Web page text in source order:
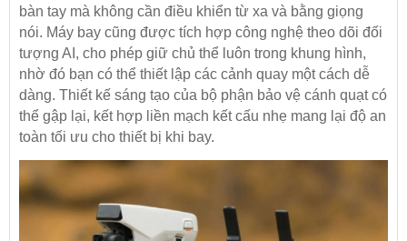
bàn tay mà không cần điều khiển từ xa và bằng giọng
nói. Máy bay cũng được tích hợp công nghệ theo dõi đối
tượng AI, cho phép giữ chủ thể luôn trong khung hình,
nhờ đó bạn có thể thiết lập các cảnh quay một cách dễ
dàng. Thiết kế sáng tạo của bộ phận bảo vệ cánh quạt có
thể gập lại, kết hợp liền mạch kết cấu nhẹ mang lại độ an
toàn tối ưu cho thiết bị khi bay.